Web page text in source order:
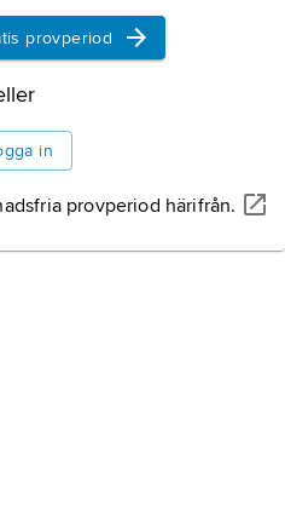
provperiod
in
provperiod härifrån.